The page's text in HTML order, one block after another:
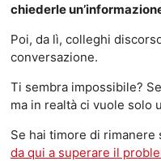
chiederle
Poi, da lì, colleghi
conversazione.
Ti sembra impossibile?
ma in realtà ci vuole solo
Se hai timore di rimanere
da qui a superare il